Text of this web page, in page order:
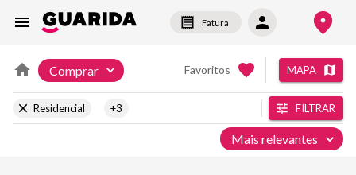
Fatura
Comprar Favoritos MAPA
Residencial +3 FILTRAR
Mais relevantes